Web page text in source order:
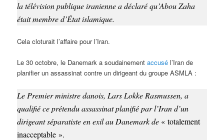
la télévision publique iranienne a déclaré qu’Abou Zaha
était membre d’État islamique.
Cela cloturait l’affaire pour l’Iran.
Le 30 octobre, le Danemark a soudainementaccusé l’Iran de
planifier un assassinat contre un dirigeant du groupe ASMLA :
Le Premier ministre danois, Lars Lokke Rasmussen, a
qualifié ce prétendu assassinat planifié par l’Iran d’un
dirigeant séparatiste en exil au Danemark de « totalement
inacceptable ».